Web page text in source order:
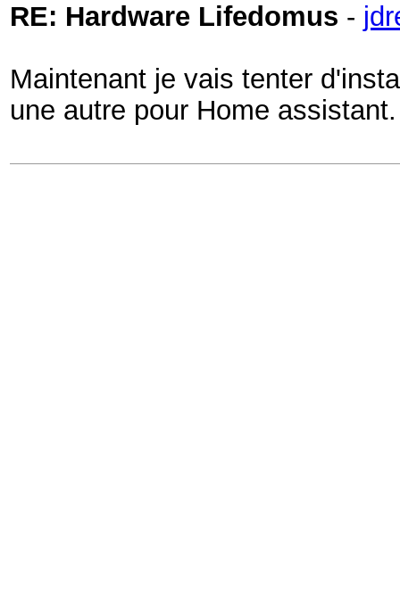
RE: Hardware Lifedomus -
Maintenant je vais tenter
une autre pour Home assistant.